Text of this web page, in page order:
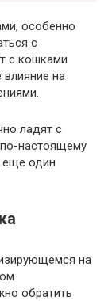
особенно
с
с кошками
на
ладят с
настоящему
еще один
на
обратить